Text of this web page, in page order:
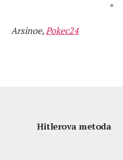
*
Arsinoe,Pokec24
Hitlerova metoda